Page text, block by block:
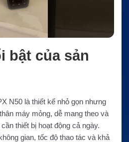
bật của sản
N50 là thiết kế nhỏ gọn nhưng
máy mỏng, dễ mang theo và
thiết bị hoạt động cả ngày.
gian, tốc độ thao tác và khả